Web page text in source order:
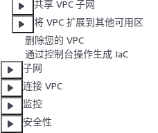
共享 VPC 子网
将 VPC 扩展到其他可用区
删除您的 VPC
通过控制台操作生成 IaC
子网
连接 VPC
监控
安全性